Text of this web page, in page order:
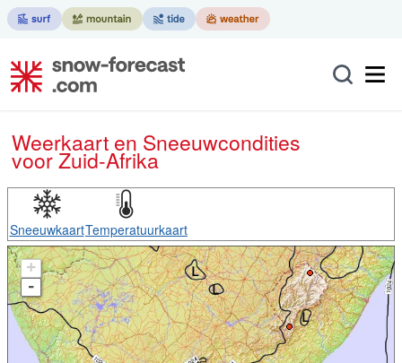
Weerkaart en Sneeuwcondities
voor Zuid-Afrika
SneeuwkaartTemperatuurkaart
+
-